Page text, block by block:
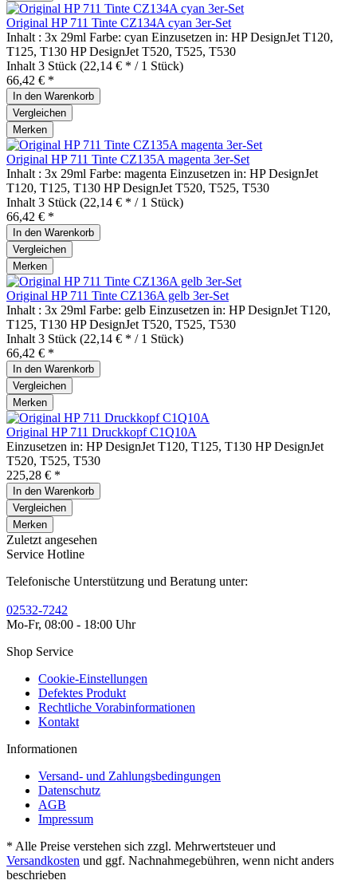
Original HP 711 Tinte CZ134A cyan 3er-Set
Inhalt : 3x 29ml Farbe: cyan Einzusetzen in: HP DesignJet T120,
T125, T130 HP DesignJet T520, T525, T530
Inhalt 3 Stück (22,14 € * / 1 Stück)
66,42 € *
In den Warenkorb
Vergleichen
Merken
Original HP 711 Tinte CZ135A magenta 3er-Set
Inhalt : 3x 29ml Farbe: magenta Einzusetzen in: HP DesignJet
T120, T125, T130 HP DesignJet T520, T525, T530
Inhalt 3 Stück (22,14 € * / 1 Stück)
66,42 € *
In den Warenkorb
Vergleichen
Merken
Original HP 711 Tinte CZ136A gelb 3er-Set
Inhalt : 3x 29ml Farbe: gelb Einzusetzen in: HP DesignJet T120,
T125, T130 HP DesignJet T520, T525, T530
Inhalt 3 Stück (22,14 € * / 1 Stück)
66,42 € *
In den Warenkorb
Vergleichen
Merken
Original HP 711 Druckkopf C1Q10A
Einzusetzen in: HP DesignJet T120, T125, T130 HP DesignJet
T520, T525, T530
225,28 € *
In den Warenkorb
Vergleichen
Merken
Zuletzt angesehen
Service Hotline
Telefonische Unterstützung und Beratung unter:
02532-7242
Mo-Fr, 08:00 - 18:00 Uhr
Shop Service
Cookie-Einstellungen
Defektes Produkt
Rechtliche Vorabinformationen
Kontakt
Informationen
Versand- und Zahlungsbedingungen
Datenschutz
AGB
Impressum
* Alle Preise verstehen sich zzgl. Mehrwertsteuer und
Versandkosten und ggf. Nachnahmegebühren, wenn nicht anders
beschrieben